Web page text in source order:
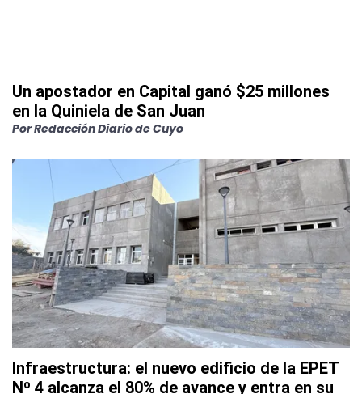
Un apostador en Capital ganó $25 millones
en la Quiniela de San Juan
PorRedacción Diario de Cuyo
Infraestructura: el nuevo edificio de la EPET
Nº 4 alcanza el 80% de avance y entra en su